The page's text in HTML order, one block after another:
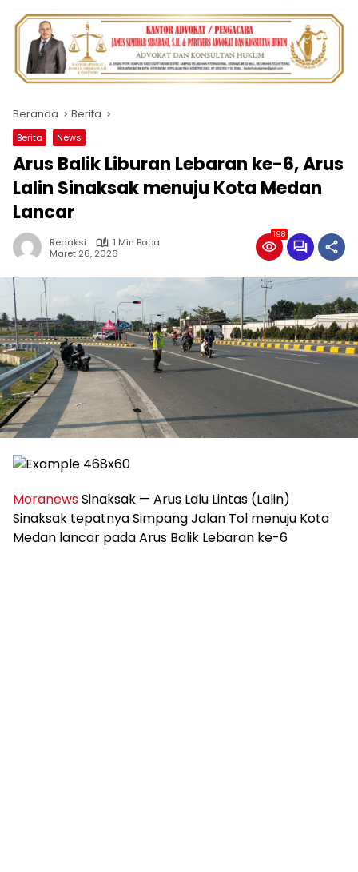
Beranda Berita
Berita News
Arus Balik Liburan Lebaran ke-6, Arus
Lalin Sinaksak menuju Kota Medan
Lancar
Redaksi
1 Min Baca
Maret 26, 2026
198
MoranewsSinaksak — Arus Lalu Lintas (Lalin)
Sinaksak tepatnya Simpang Jalan Tol menuju Kota
Medan lancar pada Arus Balik Lebaran ke-6